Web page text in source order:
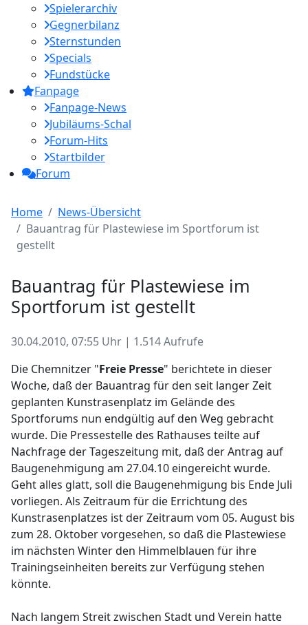
Spielerarchiv
Gegnerbilanz
Sternstunden
Specials
Fundstücke
Fanpage
Fanpage-News
Jubiläums-Schal
Forum-Hits
Startbilder
Forum
Home
News-Übersicht
Bauantrag für Plastewiese im Sportforum ist
gestellt
Bauantrag für Plastewiese im
Sportforum ist gestellt
30.04.2010, 07:55 Uhr | 1.514 Aufrufe
Die Chemnitzer "Freie Presse" berichtete in dieser
Woche, daß der Bauantrag für den seit langer Zeit
geplanten Kunstrasenplatz im Gelände des
Sportforums nun endgültig auf den Weg gebracht
wurde. Die Pressestelle des Rathauses teilte auf
Nachfrage der Tageszeitung mit, daß der Antrag auf
Baugenehmigung am 27.04.10 eingereicht wurde.
Geht alles glatt, soll die Baugenehmigung bis Ende Juli
vorliegen. Als Zeitraum für die Errichtung des
Kunstrasenplatzes ist der Zeitraum vom 05. August bis
zum 28. Oktober vorgesehen, so daß die Plastewiese
im nächsten Winter den Himmelblauen für ihre
Trainingseinheiten bereits zur Verfügung stehen
könnte.
Nach langem Streit zwischen Stadt und Verein hatte